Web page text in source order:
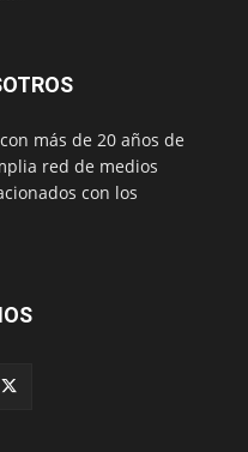
más de 20 años de
red de medios
con los